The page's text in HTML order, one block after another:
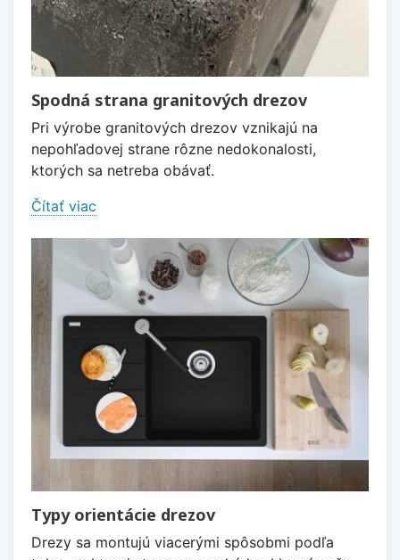
Spodná strana granitových drezov
Pri výrobe granitových drezov vznikajú na
nepohľadovej strane rôzne nedokonalosti,
ktorých sa netreba obávať.
Čítať viac
Typy orientácie drezov
Drezy sa montujú viacerými spôsobmi podľa